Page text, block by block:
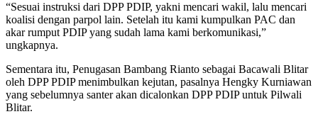
“Sesuai instruksi dari DPP PDIP, yakni mencari wakil, lalu mencari
koalisi dengan parpol lain. Setelah itu kami kumpulkan PAC dan
akar rumput PDIP yang sudah lama kami berkomunikasi,”
ungkapnya.
Sementara itu, Penugasan Bambang Rianto sebagai Bacawali Blitar
oleh DPP PDIP menimbulkan kejutan, pasalnya Hengky Kurniawan
yang sebelumnya santer akan dicalonkan DPP PDIP untuk Pilwali
Blitar.